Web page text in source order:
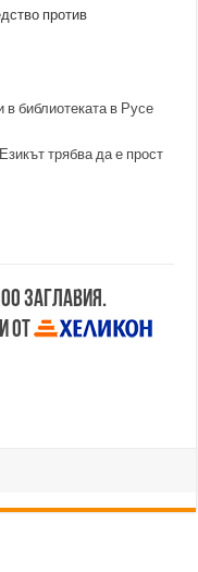
против
библиотеката в Русе
трябва да е прост
заглавия.
от